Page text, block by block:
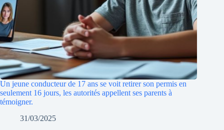
Un jeune conducteur de 17 ans se voit retirer son permis en
seulement 16 jours, les autorités appellent ses parents à
témoigner.
31/03/2025